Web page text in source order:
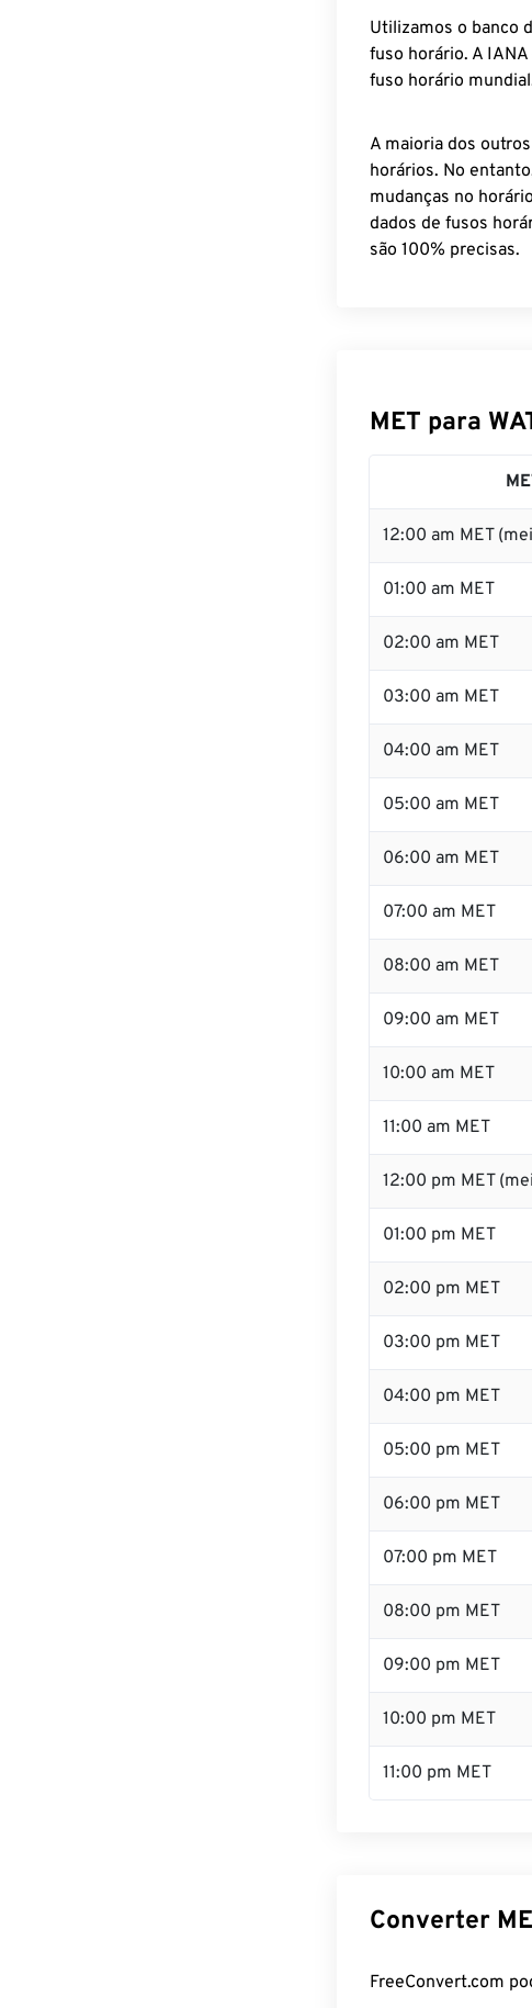
Utilizamos o banco
fuso horário. A
fuso horário
A maioria dos
horários. No
mudanças no
dados de fusos
são 100% precisas.
MET para
12:00 am MET
01:00 am MET
02:00 am MET
03:00 am MET
04:00 am MET
05:00 am MET
06:00 am MET
07:00 am MET
08:00 am MET
09:00 am MET
10:00 am MET
11:00 am MET
12:00 pm MET
01:00 pm MET
02:00 pm MET
03:00 pm MET
04:00 pm MET
05:00 pm MET
06:00 pm MET
07:00 pm MET
08:00 pm MET
09:00 pm MET
10:00 pm MET
11:00 pm MET
Converter
FreeConvert.com